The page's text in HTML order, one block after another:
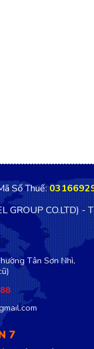
Số Thuế:
GROUP CO.LTD)
Tân Sơn Nhì,
7